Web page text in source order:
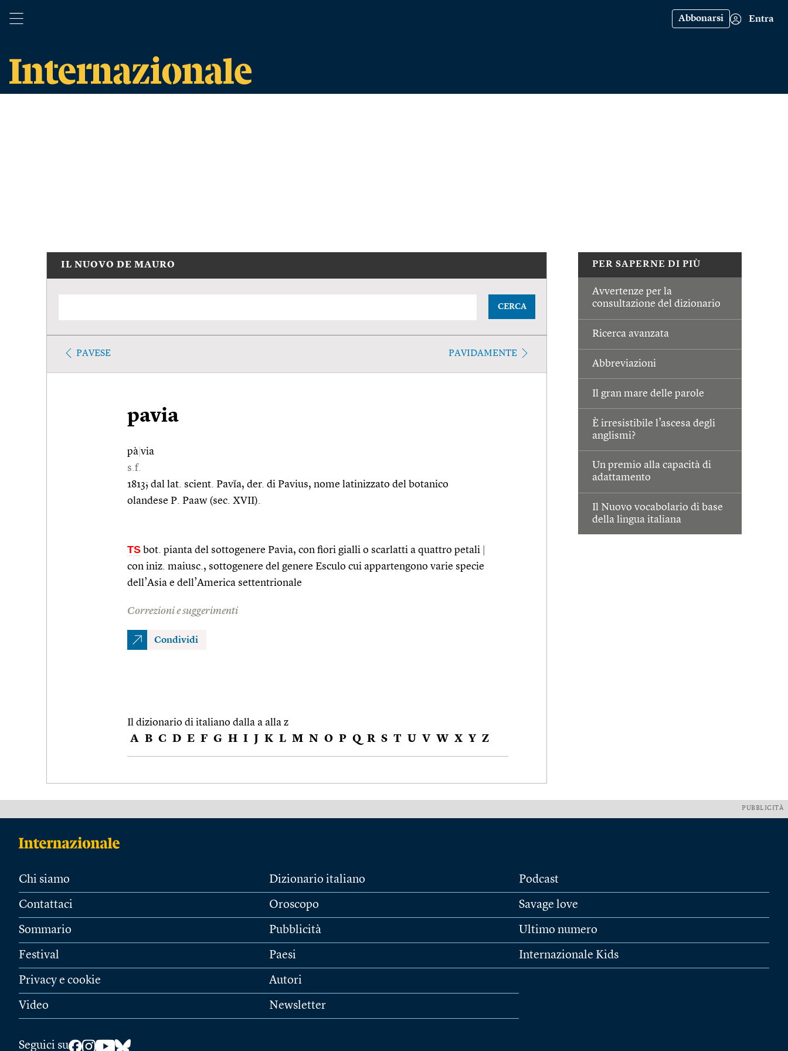
Abbonarsi Entra
PER SAPERNE DI PIÙ
Avvertenze per la
consultazione del dizionario
Ricerca avanzata
Abbreviazioni
Il gran mare delle parole
È irresistibile l’ascesa degli
anglismi?
Un premio alla capacità di
adattamento
Il Nuovo vocabolario di base
della lingua italiana
IL NUOVO DE MAURO
CERCA
PAVESE PAVIDAMENTE
pavia
pà via
s.f.
1813; dal lat. scient. Pavĭa, der. di Pavius, nome latinizzato del botanico
olandese P. Paaw (sec. XVII).
TS bot. pianta del sottogenere Pavia, con fiori gialli o scarlatti a quattro petali
con iniz. maiusc., sottogenere del genere Esculo cui appartengono varie specie
dell’Asia e dell’America settentrionale
Correzioni e suggerimenti
Condividi
Il dizionario di italiano dalla a alla z
A B C D E F G H I J K L M N O P Q R S T U V W X Y Z
PUBBLICITÀ
Chi siamo
Contattaci
Sommario
Festival
Privacy e cookie
Video
Dizionario italiano
Oroscopo
Pubblicità
Paesi
Autori
Newsletter
Podcast
Savage love
Ultimo numero
Internazionale Kids
Seguici su